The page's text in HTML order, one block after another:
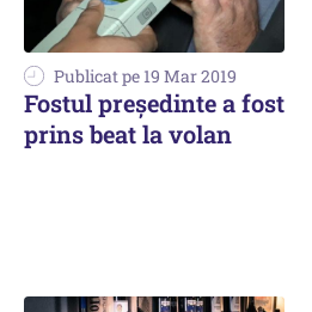
Publicat pe 19 Mar 2019
Fostul președinte a fost
prins beat la volan